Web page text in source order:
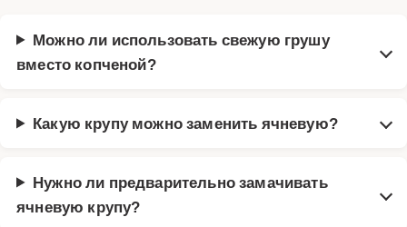
Можно ли использовать свежую грушу
вместо копченой?
Какую крупу можно заменить ячневую?
Нужно ли предварительно замачивать
ячневую крупу?